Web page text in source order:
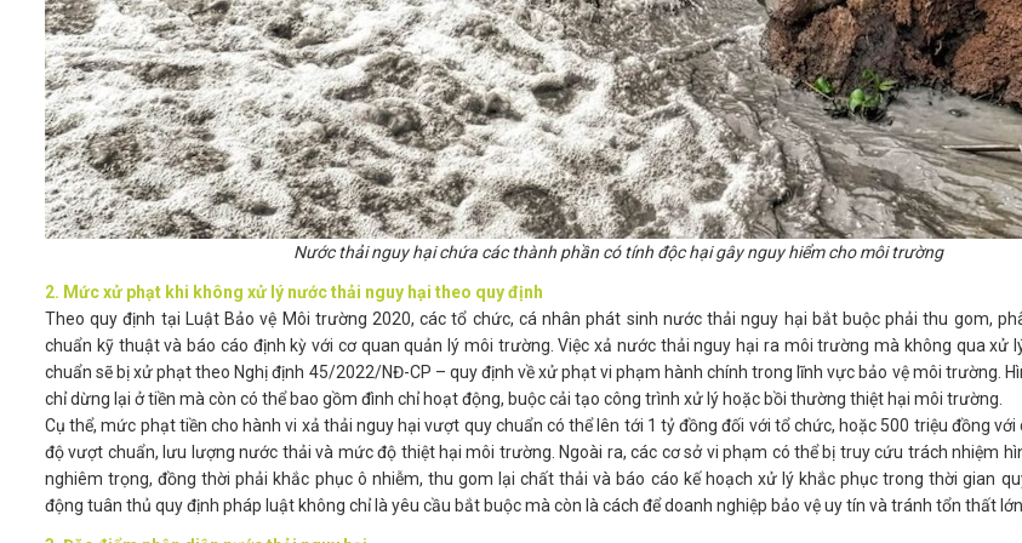
Nước thải nguy hạichứa các thành phần có tính độc hạigây nguy hiểm cho môi trường
2. Mức xử phạt khi không xử lý nước thải nguy hại theo quy định
Theo quy định tại Luật Bảo vệ Môi trường 2020, các tổ chức, cá nhân phát sinh nước thải nguy hại bắt buộc phải thu gom,
chuẩn kỹ thuật và báo cáo định kỳ với cơ quan quản lý môi trường. Việc xả nước thải nguy hại ra môi trường mà không qua xử
chuẩn sẽ bị xử phạt theo Nghị định 45/2022/NĐ-CP – quy định về xử phạt vi phạm hành chính trong lĩnh vực bảo vệ môi trường.
chỉ dừng lại ở tiền mà còn có thể bao gồm đình chỉ hoạt động, buộc cải tạo công trình xử lý hoặc bồi thường thiệt hại môi trường.
Cụ thể, mức phạt tiền cho hành vi xả thải nguy hại vượt quy chuẩn có thể lên tới 1 tỷ đồng đối với tổ chức, hoặc 500 triệu đồng
độ vượt chuẩn, lưu lượng nước thải và mức độ thiệt hại môi trường. Ngoài ra, các cơ sở vi phạm có thể bị truy cứu trách nhiệm
nghiêm trọng, đồng thời phải khắc phục ô nhiễm, thu gom lại chất thải và báo cáo kế hoạch xử lý khắc phục trong thời gian
động tuân thủ quy định pháp luật không chỉ là yêu cầu bắt buộc mà còn là cách để doanh nghiệp bảo vệ uy tín và tránh tổn thất lớn